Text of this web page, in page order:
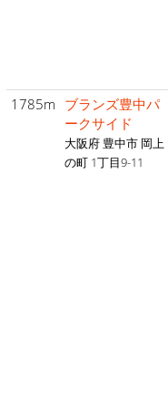
1785m ブランズ豊中パ
ークサイド
大阪府 豊中市 岡上
の町 1丁目9-11